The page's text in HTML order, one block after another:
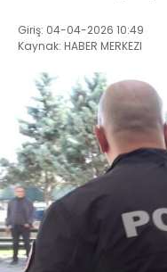
Giriş: 04-04-2026 10:49
Kaynak: HABER MERKEZI